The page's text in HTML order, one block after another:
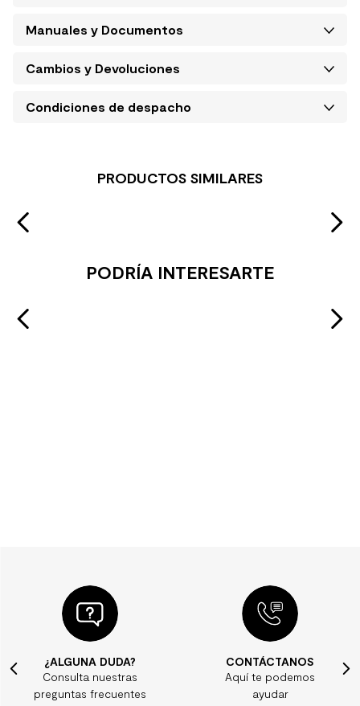
Manuales y Documentos
Cambios y Devoluciones
Condiciones de despacho
PRODUCTOS SIMILARES
PODRÍA INTERESARTE
¿ALGUNA DUDA?
Consulta nuestras
preguntas frecuentes
CONTÁCTANOS
Aquí te podemos
ayudar